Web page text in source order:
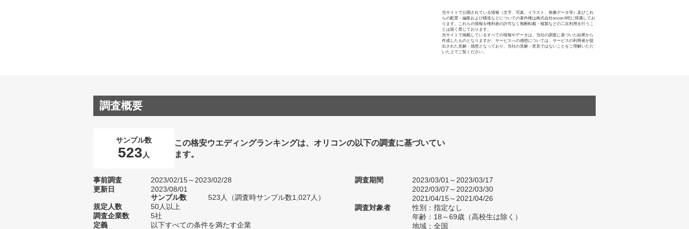
当サイトで公開されている情報（文字、写真、イラスト、画像データ等）及びこれ
らの配置・編集および構造などについての著作権は株式会社oricon MEに帰属してお
ります。これらの情報を権利者の許可なく無断転載・複製などの二次利用を行うこ
とは固く禁じております。
当サイトで掲載しているすべての情報やデータは、当社の調査に基づいた結果から
作成したものとなりますが、サービスへの感想については、サービスの利用者が提
出された見解・感想となっており、当社の見解・意見ではないことをご理解いただ
いた上でご覧ください。
調査概要
サンプル数
523 人
この格安ウエディングランキングは、オリコンの以下の調査に基づいてい
ます。
事前調査
2023/02/15～2023/02/28
更新日
2023/08/01
サンプル数
523人（調査時サンプル数1,027人）
規定人数
50人以上
調査企業数
5社
定義
以下すべての条件を満たす企業
調査期間
2023/03/01～2023/03/17
2022/03/07～2022/03/30
2021/04/15～2021/04/26
調査対象者
性別：指定なし
年齢：18～69歳（高校生は除く）
地域：全国